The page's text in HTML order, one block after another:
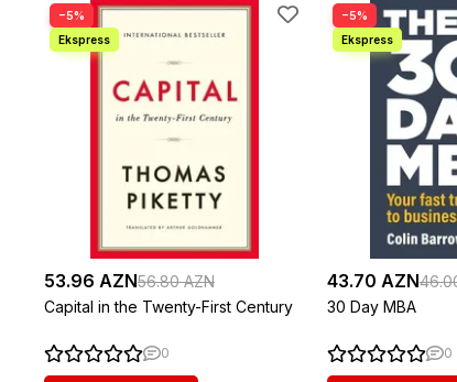
−5%
53.96 AZN56.80 AZN
Capital in the Twenty-First Century
0
−5%
43.70 AZN
30 Day MBA
0